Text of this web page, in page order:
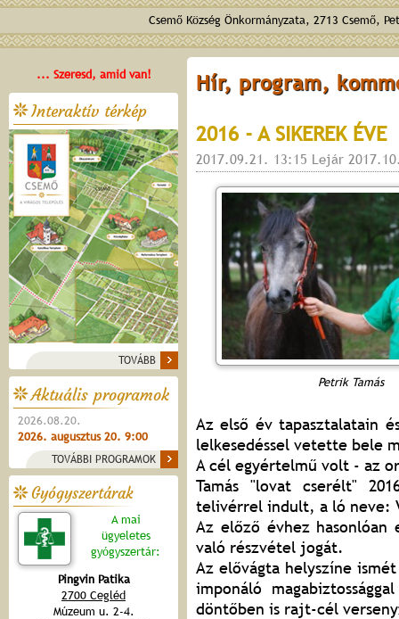
Csemő Község Önkormányzata, 2713
... Szeresd, amid van!
Interaktív térkép
TOVÁBB
Aktuális programok
2026.08.20.
2026. augusztus 20. 9:00
TOVÁBBI PROGRAMOK
Gyógyszertárak
A mai
ügyeletes
gyógyszertár:
Pingvin Patika
2700 Cegléd
Múzeum u. 2-4.
Hír, program,
2016 - A SIKEREK ÉVE
2017.09.21. 13:15 Lejár
Petrik Tamás
Az első év tapasztalatain
lelkesedéssel vetette bele
A cél egyértelmű volt - az
Tamás "lovat cserélt"
telivérrel indult, a ló neve:
Az előző évhez
való részvétel jogát.
Az elővágta helyszíne
imponáló
döntőben is rajt-cél